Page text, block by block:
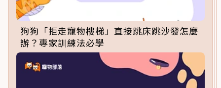
狗狗「拒走寵物樓梯」直接跳床跳沙發怎麼
辦？專家訓練法必學